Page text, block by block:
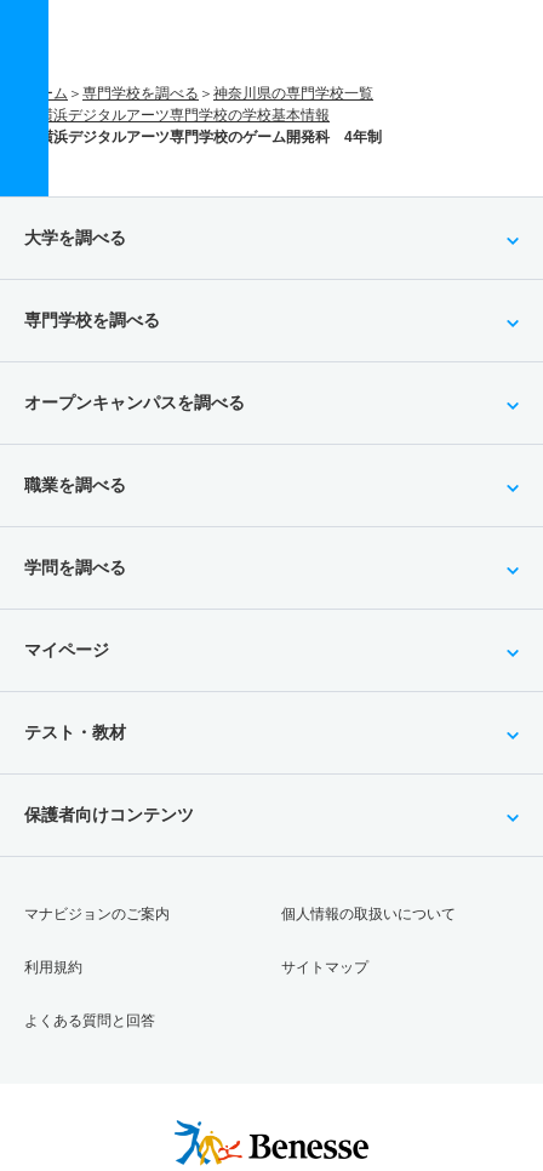
ホーム 専門学校を調べる
神奈川県の専門学校一覧
横浜デジタルアーツ専門学校の学校基本情報
横浜デジタルアーツ専門学校のゲーム開発科 4年制
大学を調べる
専門学校を調べる
オープンキャンパスを調べる
職業を調べる
学問を調べる
マイページ
テスト・教材
保護者向けコンテンツ
マナビジョンのご案内
利用規約
よくある質問と回答
個人情報の取扱いについて
サイトマップ